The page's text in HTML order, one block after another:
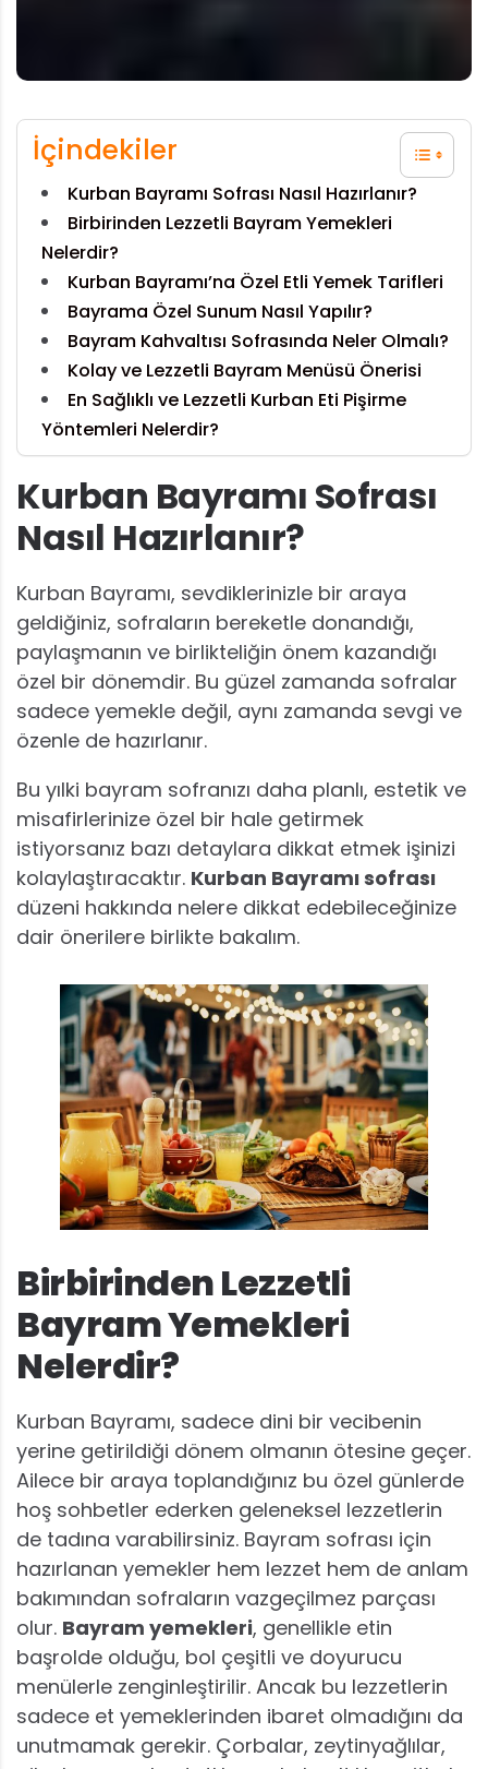
İçindekiler
Kurban Bayramı Sofrası Nasıl Hazırlanır?
Birbirinden Lezzetli Bayram Yemekleri
Nelerdir?
Kurban Bayramı’na Özel Etli Yemek Tarifleri
Bayrama Özel Sunum Nasıl Yapılır?
Bayram Kahvaltısı Sofrasında Neler Olmalı?
Kolay ve Lezzetli Bayram Menüsü Önerisi
En Sağlıklı ve Lezzetli Kurban Eti Pişirme
Yöntemleri Nelerdir?
Kurban Bayramı Sofrası
Nasıl Hazırlanır?
Kurban Bayramı, sevdiklerinizle bir araya
geldiğiniz, sofraların bereketle donandığı,
paylaşmanın ve birlikteliğin önem kazandığı
özel bir dönemdir. Bu güzel zamanda sofralar
sadece yemekle değil, aynı zamanda sevgi ve
özenle de hazırlanır.
Bu yılki bayram sofranızı daha planlı, estetik ve
misafirlerinize özel bir hale getirmek
istiyorsanız bazı detaylara dikkat etmek işinizi
kolaylaştıracaktır. Kurban Bayramı sofrası
düzeni hakkında nelere dikkat edebileceğinize
dair önerilere birlikte bakalım.
Birbirinden Lezzetli
Bayram Yemekleri
Nelerdir?
Kurban Bayramı, sadece dini bir vecibenin
yerine getirildiği dönem olmanın ötesine geçer.
Ailece bir araya toplandığınız bu özel günlerde
hoş sohbetler ederken geleneksel lezzetlerin
de tadına varabilirsiniz. Bayram sofrası için
hazırlanan yemekler hem lezzet hem de anlam
bakımından sofraların vazgeçilmez parçası
olur. Bayram yemekleri, genellikle etin
başrolde olduğu, bol çeşitli ve doyurucu
menülerle zenginleştirilir. Ancak bu lezzetlerin
sadece et yemeklerinden ibaret olmadığını da
unutmamak gerekir. Çorbalar, zeytinyağlılar,